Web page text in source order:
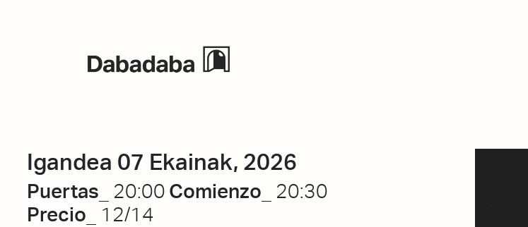
Igandea 07 Ekainak, 2026
Puertas_ 20:00 Comienzo_ 20:30
Precio_ 12/14